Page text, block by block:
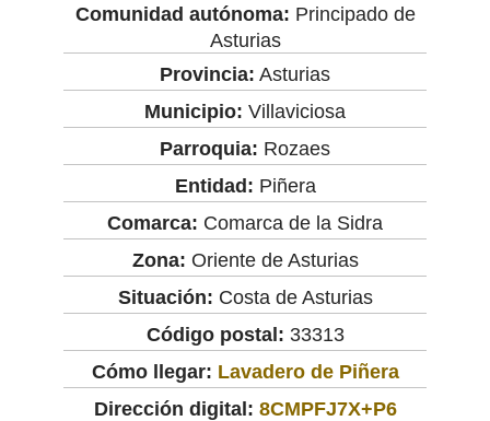
Comunidad autónoma: Principado de
Asturias
Provincia: Asturias
Municipio: Villaviciosa
Parroquia: Rozaes
Entidad: Piñera
Comarca: Comarca de la Sidra
Zona: Oriente de Asturias
Situación: Costa de Asturias
Código postal: 33313
Cómo llegar: Lavadero de Piñera
Dirección digital: 8CMPFJ7X+P6